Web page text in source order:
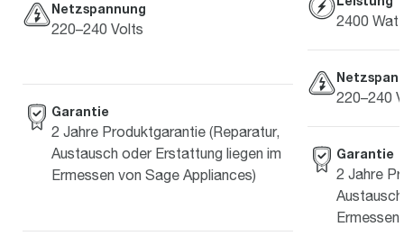
Netzspannung
220–240 Volts
Garantie
2 Jahre Produktgarantie (Reparatur,
Austausch oder Erstattung liegen im
Ermessen von Sage Appliances)
2400
220–240
Garantie
2 Jahre